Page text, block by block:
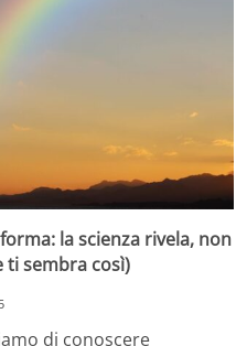
la scienza rivela, non
ti sembra così)
di conoscere